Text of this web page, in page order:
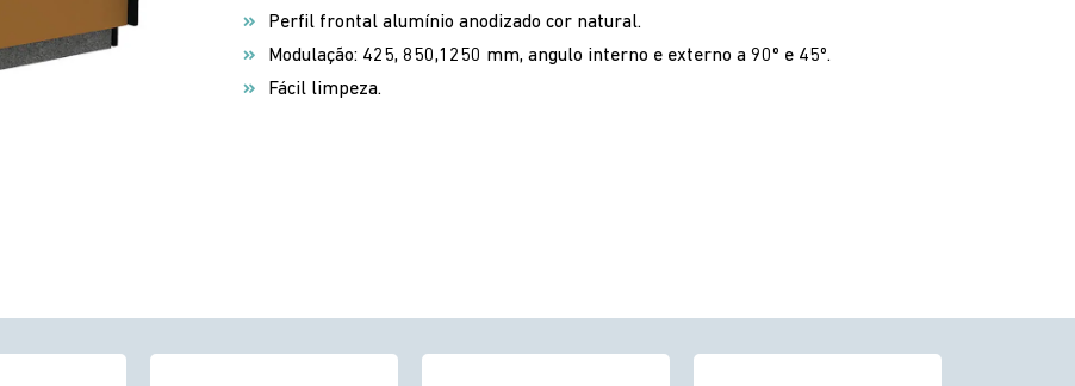
Perfil frontal alumínio anodizado cor natural.
Modulação: 425, 850,1250 mm, angulo interno e externo a 90º e 45º.
Fácil limpeza.